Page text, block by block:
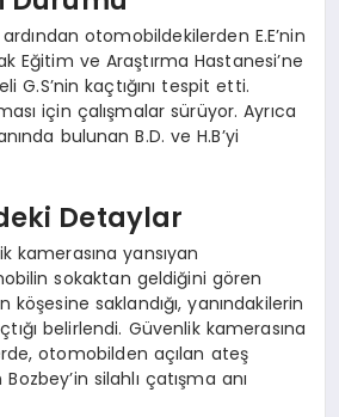
otomobildekilerden E.E’nin
Eğitim ve Araştırma Hastanesi’ne
G.S’nin kaçtığını tespit etti.
için çalışmalar sürüyor. Ayrıca
bulunan B.D. ve H.B’yi
Detaylar
kamerasına yansıyan
sokaktan geldiğini gören
köşesine saklandığı, yanındakilerin
belirlendi. Güvenlik kamerasına
otomobilden açılan ateş
silahlı çatışma anı